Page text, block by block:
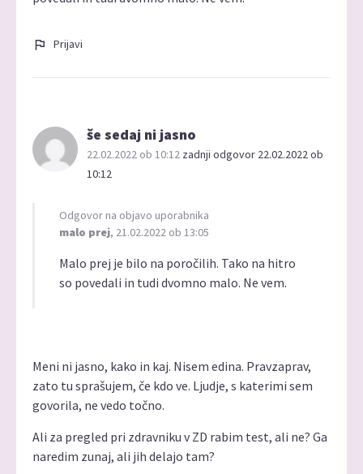
Prijavi
še sedaj ni jasno
22.02.2022 ob 10:12 zadnji odgovor 22.02.2022 ob
10:12
Odgovor na objavo uporabnika
malo prej, 21.02.2022 ob 13:05
Malo prej je bilo na poročilih. Tako na hitro
so povedali in tudi dvomno malo. Ne vem.
Meni ni jasno, kako in kaj. Nisem edina. Pravzaprav,
zato tu sprašujem, če kdo ve. Ljudje, s katerimi sem
govorila, ne vedo točno.
Ali za pregled pri zdravniku v ZD rabim test, ali ne? Ga
naredim zunaj, ali jih delajo tam?